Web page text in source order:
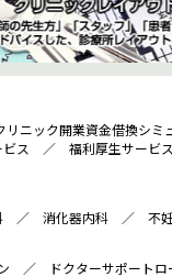
リニック開業資金借換シミ
ス ／ 福利厚生サービ
／ 消化器内科 ／ 不
／ ドクターサポートロ